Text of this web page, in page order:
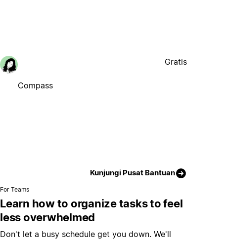
Compass
Gratis
Kunjungi Pusat Bantuan
For Teams
Learn how to organize tasks to feel
less overwhelmed
Don't let a busy schedule get you down. We'll